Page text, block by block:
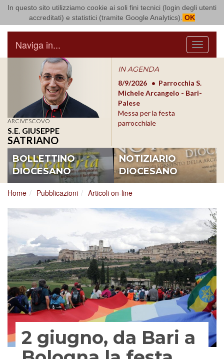
In questo sito utilizziamo cookie ai soli fini tecnici (login degli utenti
accreditati) e statistici (tramite Google Analytics). OK
Arcidiocesi di Bari Bitonto
Menu
Naviga in...
ARCIVESCOVO
S.E. GIUSEPPE
SATRIANO
IN AGENDA
8/17/2026
Conversano
Conferenza Episcopale
Pugliese
8/9/2026
Parrocchia S.
Michele Arcangelo - Bari-
Palese
Messa per la festa
parrocchiale
BOLLETTINO
DIOCESANO
NOTIZIARIO
DIOCESANO
Home Pubblicazioni Articoli on-line
2 giugno, da Bari a